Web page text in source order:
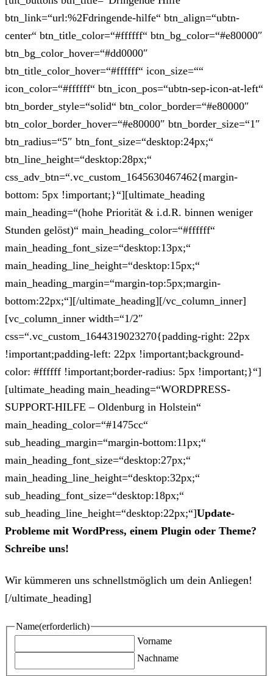
btn_link=“url:%2Fdringende-hilfe“ btn_align=“ubtn-
center“ btn_title_color=“#ffffff“ btn_bg_color=“#e80000″
btn_bg_color_hover=“#dd0000″
btn_title_color_hover=“#ffffff“ icon_size=““
icon_color=“#ffffff“ btn_icon_pos=“ubtn-sep-icon-at-left“
btn_border_style=“solid“ btn_color_border=“#e80000″
btn_color_border_hover=“#e80000″ btn_border_size=“1″
btn_radius=“5″ btn_font_size=“desktop:24px;“
btn_line_height=“desktop:28px;“
css_adv_btn=“.vc_custom_1645630467462{margin-
bottom: 5px !important;}“][ultimate_heading
main_heading=“(hohe Priorität & i.d.R. binnen weniger
Stunden gelöst)“ main_heading_color=“#ffffff“
main_heading_font_size=“desktop:13px;“
main_heading_line_height=“desktop:15px;“
main_heading_margin=“margin-top:5px;margin-
bottom:22px;“][/ultimate_heading][/vc_column_inner]
[vc_column_inner width=“1/2″
css=“.vc_custom_1644319023270{padding-right: 22px
!important;padding-left: 22px !important;background-
color: #ffffff !important;border-radius: 5px !important;}“]
[ultimate_heading main_heading=“WORDPRESS-
SUPPORT-HILFE – Oldenburg in Holstein“
main_heading_color=“#1475cc“
sub_heading_margin=“margin-bottom:11px;“
main_heading_font_size=“desktop:27px;“
main_heading_line_height=“desktop:32px;“
sub_heading_font_size=“desktop:18px;“
sub_heading_line_height=“desktop:22px;“]Update-
Probleme mit WordPress, einem Plugin oder Theme?
Schreibe uns!
Wir kümmeren uns schnellstmöglich um dein Anliegen!
[/ultimate_heading]
Name(erforderlich)
Vorname
Nachname